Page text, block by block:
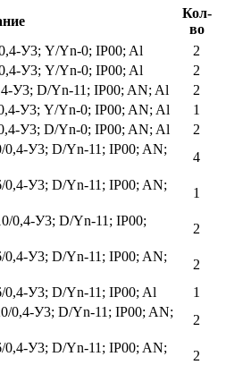
Кол-
во
У3; Y/Yn-0; IP00; Al
2
У3; Y/Yn-0; IP00; Al 2
У3; D/Yn-11; IP00; AN; Al
2
У3; Y/Yn-0; IP00; AN; Al
1
У3; D/Yn-0; IP00; AN; Al
2
У3; D/Yn-11; IP00; AN;
4
У3; D/Yn-11; IP00; AN;
1
0,4-У3; D/Yn-11; IP00;
2
У3; D/Yn-11; IP00; AN;
2
У3; D/Yn-11; IP00; Al
1
0,4-У3; D/Yn-11; IP00; AN;
2
У3; D/Yn-11; IP00; AN;
2